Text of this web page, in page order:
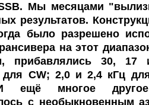
Мы месяцами
результатов.
было разрешено
на этот
прибавлялись 30, 17
CW; 2,0 и 2,4 кГц
И ещё многое
с необыкновенным